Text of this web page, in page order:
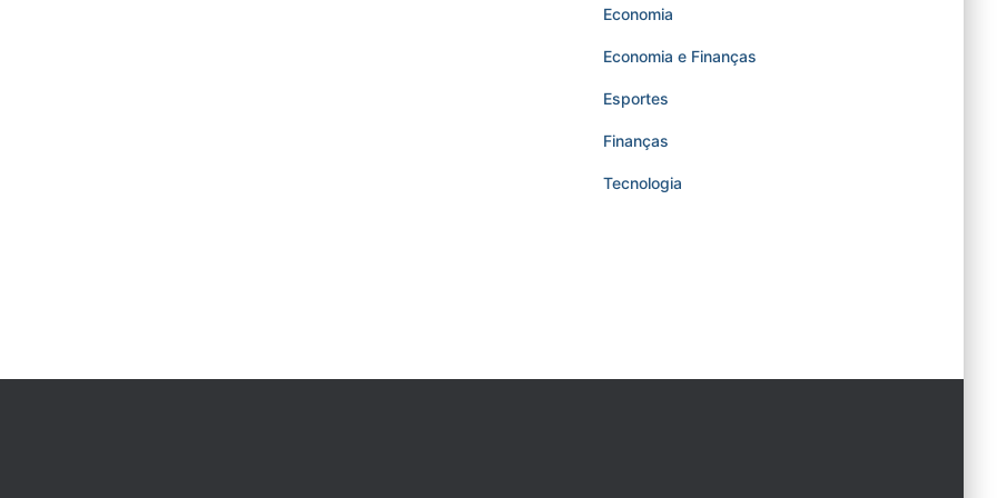
Economia
Economia e Finanças
Esportes
Finanças
Tecnologia